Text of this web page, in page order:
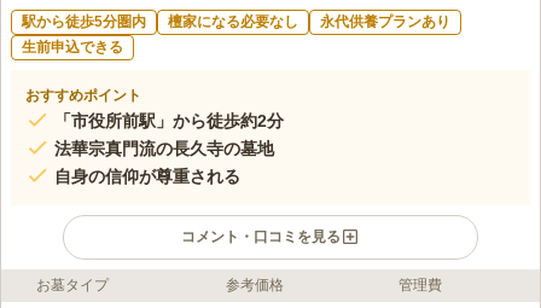
駅から徒歩5分圏内 檀家になる必要なし
永代供養プランあり
生前申込できる
おすすめポイント
「市役所前駅」から徒歩約2分
法華宗真門流の長久寺の墓地
自身の信仰が尊重される
コメント・口コミを見る
ライフドット編集部のコメント
お墓タイプ 参考価格 管理費